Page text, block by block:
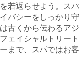
若返らせよう。スパ
バシーをしっかり守
古くから伝わるアジ
ェイシャルトリート
まで、スパではお客